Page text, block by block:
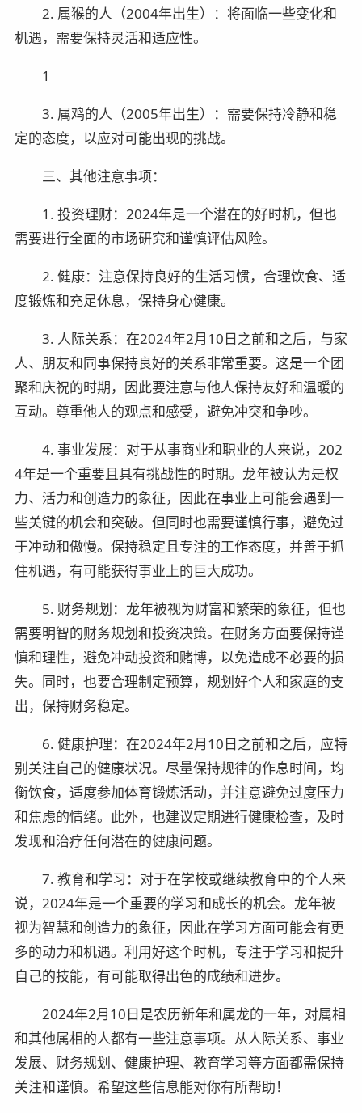
2. 属猴的人（2004年出生）：将面临一些变化和
机遇，需要保持灵活和适应性。
1
3. 属鸡的人（2005年出生）：需要保持冷静和稳
定的态度，以应对可能出现的挑战。
三、其他注意事项：
1. 投资理财：2024年是一个潜在的好时机，但也
需要进行全面的市场研究和谨慎评估风险。
2. 健康：注意保持良好的生活习惯，合理饮食、适
度锻炼和充足休息，保持身心健康。
3. 人际关系：在2024年2月10日之前和之后，与家
人、朋友和同事保持良好的关系非常重要。这是一个团
聚和庆祝的时期，因此要注意与他人保持友好和温暖的
互动。尊重他人的观点和感受，避免冲突和争吵。
4. 事业发展：对于从事商业和职业的人来说，202
4年是一个重要且具有挑战性的时期。龙年被认为是权
力、活力和创造力的象征，因此在事业上可能会遇到一
些关键的机会和突破。但同时也需要谨慎行事，避免过
于冲动和傲慢。保持稳定且专注的工作态度，并善于抓
住机遇，有可能获得事业上的巨大成功。
5. 财务规划：龙年被视为财富和繁荣的象征，但也
需要明智的财务规划和投资决策。在财务方面要保持谨
慎和理性，避免冲动投资和赌博，以免造成不必要的损
失。同时，也要合理制定预算，规划好个人和家庭的支
出，保持财务稳定。
6. 健康护理：在2024年2月10日之前和之后，应特
别关注自己的健康状况。尽量保持规律的作息时间，均
衡饮食，适度参加体育锻炼活动，并注意避免过度压力
和焦虑的情绪。此外，也建议定期进行健康检查，及时
发现和治疗任何潜在的健康问题。
7. 教育和学习：对于在学校或继续教育中的个人来
说，2024年是一个重要的学习和成长的机会。龙年被
视为智慧和创造力的象征，因此在学习方面可能会有更
多的动力和机遇。利用好这个时机，专注于学习和提升
自己的技能，有可能取得出色的成绩和进步。
2024年2月10日是农历新年和属龙的一年，对属相
和其他属相的人都有一些注意事项。从人际关系、事业
发展、财务规划、健康护理、教育学习等方面都需保持
关注和谨慎。希望这些信息能对你有所帮助！